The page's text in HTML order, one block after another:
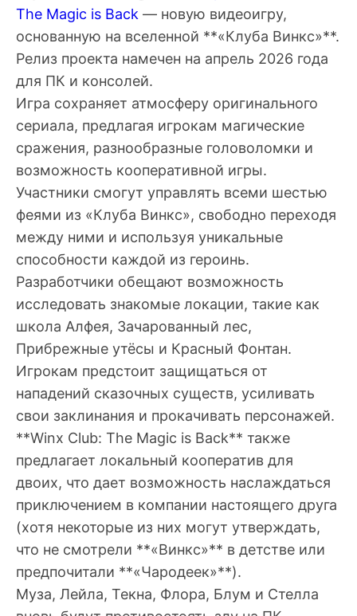
The Magic is Back — новую видеоигру,
основанную на вселенной **«Клуба Винкс»**.
Релиз проекта намечен на апрель 2026 года
для ПК и консолей.
Игра сохраняет атмосферу оригинального
сериала, предлагая игрокам магические
сражения, разнообразные головоломки и
возможность кооперативной игры.
Участники смогут управлять всеми шестью
феями из «Клуба Винкс», свободно переходя
между ними и используя уникальные
способности каждой из героинь.
Разработчики обещают возможность
исследовать знакомые локации, такие как
школа Алфея, Зачарованный лес,
Прибрежные утёсы и Красный Фонтан.
Игрокам предстоит защищаться от
нападений сказочных существ, усиливать
свои заклинания и прокачивать персонажей.
**Winx Club: The Magic is Back** также
предлагает локальный кооператив для
двоих, что дает возможность наслаждаться
приключением в компании настоящего друга
(хотя некоторые из них могут утверждать,
что не смотрели **«Винкс»** в детстве или
предпочитали **«Чародеек»**).
Муза, Лейла, Текна, Флора, Блум и Стелла